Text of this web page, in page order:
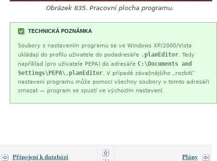
Obrázek 835. Pracovní plocha programu.
TECHNICKÁ POZNÁMKA
Soubory s nastavením programu se ve Windows XP/2000/Vista
ukládají do profilu uživatele do podadresáře .planEditor. Tedy
například (pro uživatele PEPA) do adresáře C:\Documents and
Settings\PEPA\.planEditor. V případě závažnějšího „rozbití“
nastavení programu může pomoci všechny soubory v tomto adresáři
smazat — program se spustí ve výchozím nastavení.
Připojení k databázi Plány